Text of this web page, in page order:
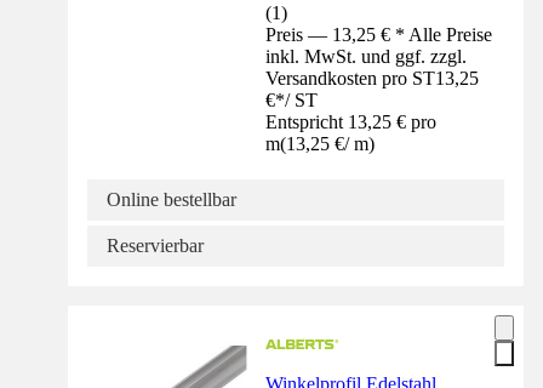
(1)
Preis — 13,25 € * Alle Preise
inkl. MwSt. und ggf. zzgl.
Versandkosten pro ST13,25
€*/ ST
Entspricht 13,25 € pro
m(13,25 €/ m)
Online bestellbar
Reservierbar
Winkelprofil Edelstahl